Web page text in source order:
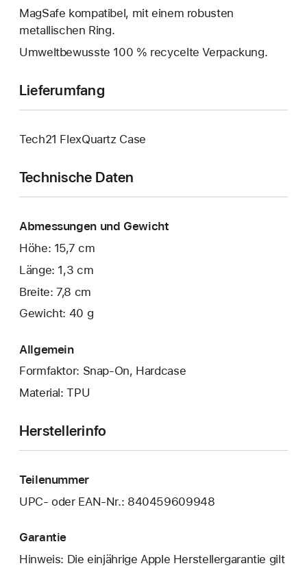
MagSafe kompatibel, mit einem robusten
metallischen Ring.
Umweltbewusste 100 % recycelte Verpackung.
Lieferumfang
Tech21 FlexQuartz Case
Technische Daten
Abmessungen und Gewicht
Höhe: 15,7 cm
Länge: 1,3 cm
Breite: 7,8 cm
Gewicht: 40 g
Allgemein
Formfaktor: Snap-On, Hardcase
Material: TPU
Herstellerinfo
Teilenummer
UPC- oder EAN-Nr.: 840459609948
Garantie
Hinweis: Die einjährige Apple Herstellergarantie gilt